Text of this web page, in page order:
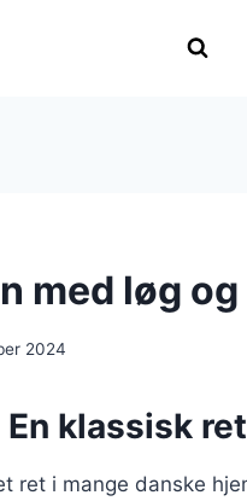
med løg
2024
klassisk
ret i mange danske